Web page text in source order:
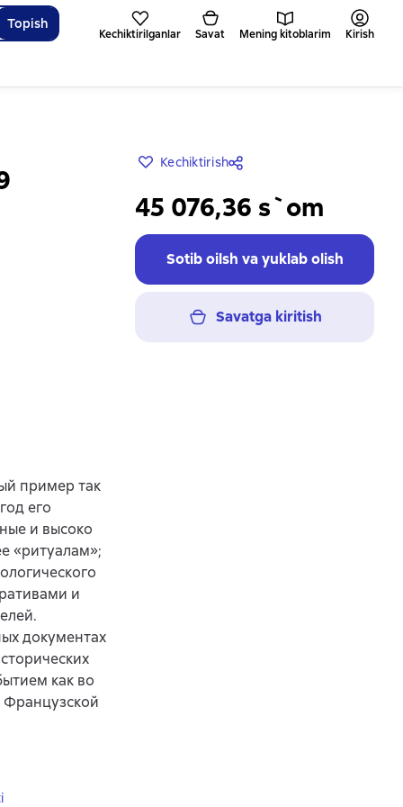
Topish
Kechiktirilganlar Savat Mening kitoblarim Kirish
Kechiktirish
45 076,36 s`om
Sotib oilsh va yuklab olish
Savatga kiritish
пример так
его
и высоко
«ритуалам»;
и
документах
как во